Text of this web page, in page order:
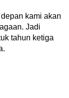
kami akan
Jadi
tahun ketiga